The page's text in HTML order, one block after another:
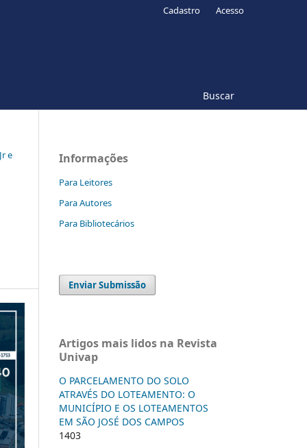
Buscar
Cadastro Acesso
e
Informações
Para Leitores
Para Autores
Para Bibliotecários
Enviar Submissão
Artigos mais lidos na Revista
Univap
O PARCELAMENTO DO SOLO
ATRAVÉS DO LOTEAMENTO: O
MUNICÍPIO E OS LOTEAMENTOS
EM SÃO JOSÉ DOS CAMPOS
1403